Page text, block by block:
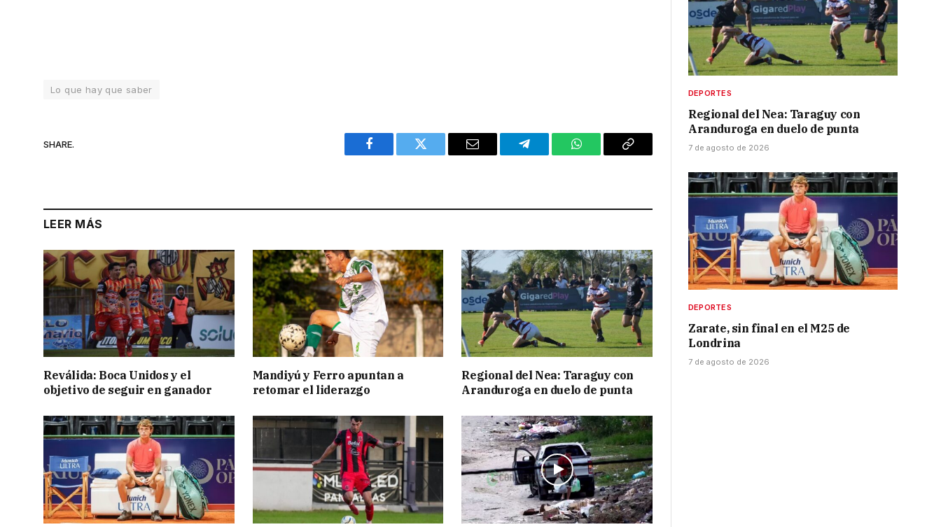
Lo que hay que saber
SHARE.
Facebook Twitter Email Telegram WhatsAppCopy
LEER MÁS
Reválida: Boca Unidos y el
objetivo de seguir en ganador
Mandiyú y Ferro apuntan a
retomar el liderazgo
Regional del Nea: Taraguy con
Aranduroga en duelo de punta
DEPORTES
Regional del Nea: Taraguy con
Aranduroga en duelo de punta
7 de agosto de 2026
DEPORTES
Zarate, sin final en el M25 de
Londrina
7 de agosto de 2026